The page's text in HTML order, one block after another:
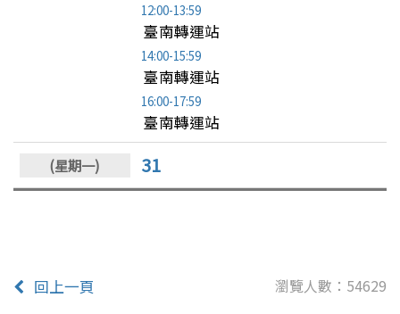
12:00-13:59
臺南轉運站
14:00-15:59
臺南轉運站
16:00-17:59
臺南轉運站
31
回上一頁 瀏覽人數：54629